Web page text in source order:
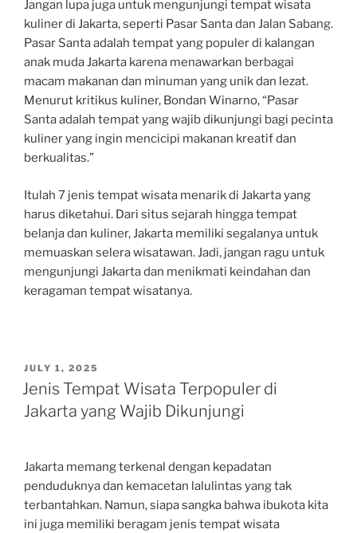
Jangan lupa juga untuk mengunjungi tempat wisata
kuliner di Jakarta, seperti Pasar Santa dan Jalan Sabang.
Pasar Santa adalah tempat yang populer di kalangan
anak muda Jakarta karena menawarkan berbagai
macam makanan dan minuman yang unik dan lezat.
Menurut kritikus kuliner, Bondan Winarno, “Pasar
Santa adalah tempat yang wajib dikunjungi bagi pecinta
kuliner yang ingin mencicipi makanan kreatif dan
berkualitas.”
Itulah 7 jenis tempat wisata menarik di Jakarta yang
harus diketahui. Dari situs sejarah hingga tempat
belanja dan kuliner, Jakarta memiliki segalanya untuk
memuaskan selera wisatawan. Jadi, jangan ragu untuk
mengunjungi Jakarta dan menikmati keindahan dan
keragaman tempat wisatanya.
POSTED
ON
JULY 1, 2025
Jenis Tempat Wisata Terpopuler di
Jakarta yang Wajib Dikunjungi
Jakarta memang terkenal dengan kepadatan
penduduknya dan kemacetan lalulintas yang tak
terbantahkan. Namun, siapa sangka bahwa ibukota kita
ini juga memiliki beragam jenis tempat wisata